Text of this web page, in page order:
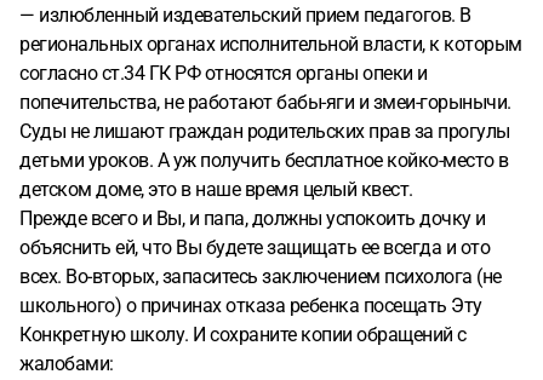
— излюбленный издевательский прием педагогов. В
региональных органах исполнительной власти, к которым
согласно ст.34 ГК РФ относятся органы опеки и
попечительства, не работают бабы-яги и змеи-горынычи.
Суды не лишают граждан родительских прав за прогулы
детьми уроков. А уж получить бесплатное койко-место в
детском доме, это в наше время целый квест.
Прежде всего и Вы, и папа, должны успокоить дочку и
объяснить ей, что Вы будете защищать ее всегда и ото
всех. Во-вторых, запаситесь заключением психолога (не
школьного) о причинах отказа ребенка посещать Эту
Конкретную школу. И сохраните копии обращений с
жалобами: